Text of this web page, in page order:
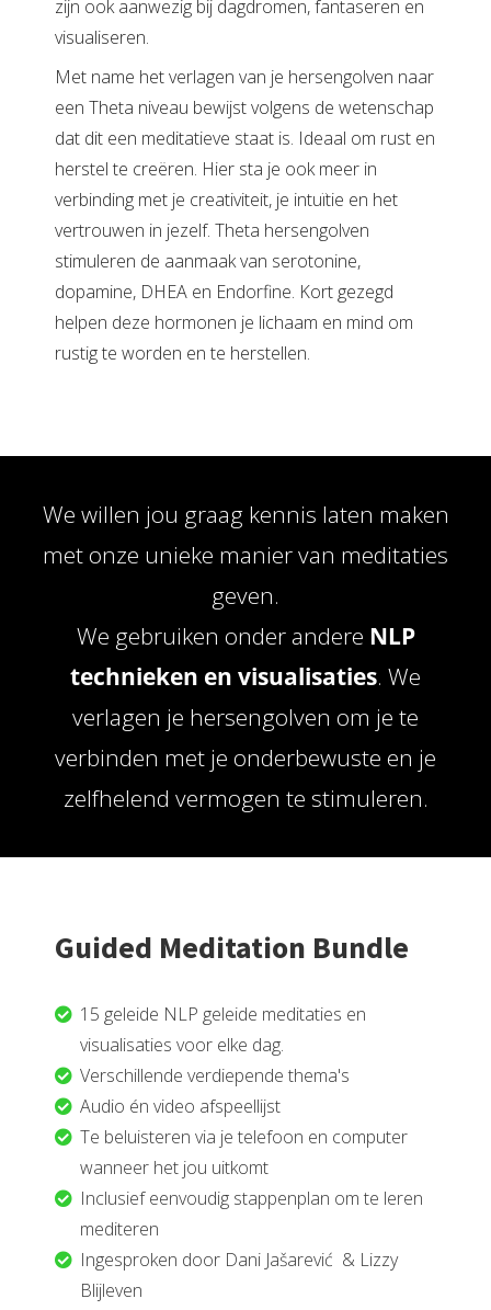
zijn ook aanwezig bij dagdromen, fantaseren en
visualiseren.
Met name het verlagen van je hersengolven naar
een Theta niveau bewijst volgens de wetenschap
dat dit een meditatieve staat is. Ideaal om rust en
herstel te creëren. Hier sta je ook meer in
verbinding met je creativiteit, je intuïtie en het
vertrouwen in jezelf. Theta hersengolven
stimuleren de aanmaak van serotonine,
dopamine, DHEA en Endorfine. Kort gezegd
helpen deze hormonen je lichaam en mind om
rustig te worden en te herstellen.
We willen jou graag kennis laten maken
met onze unieke manier van meditaties
geven.
We gebruiken onder andere NLP
technieken en visualisaties. We
verlagen je hersengolven om je te
verbinden met je onderbewuste en je
zelfhelend vermogen te stimuleren.
Guided Meditation Bundle
15 geleide NLP geleide meditaties en
visualisaties voor elke dag.
Verschillende verdiepende thema's
Audio én video afspeellijst
Te beluisteren via je telefoon en computer
wanneer het jou uitkomt
Inclusief eenvoudig stappenplan om te leren
mediteren
Ingesproken door Dani Jašarević & Lizzy
Blijleven